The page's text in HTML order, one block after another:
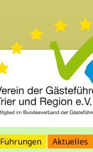
Führungen Aktuelles